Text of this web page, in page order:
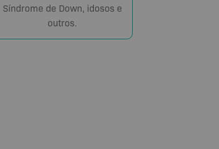
Síndrome de Down, idosos e
outros.